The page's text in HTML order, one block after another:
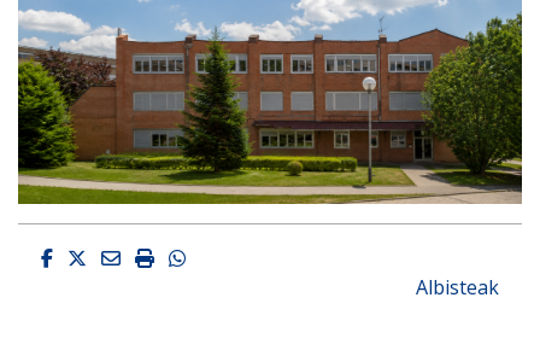
Facebook
Twitter
EmailImprimirWhatsapp
Albisteak